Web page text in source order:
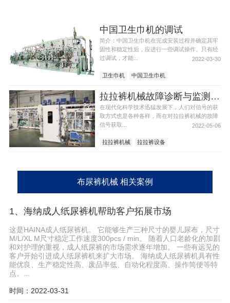
中国卫生巾机的调试
简介：中国卫生巾机在完成安装过程并确定其牢
固性和稳定性后，应进行一些调试操作。只有经
过调试，才能...
2022-03-30
卫生巾机 中国卫生巾机
拉拉裤机械故障诊断与监测发展趋势
在现代化科学技术迅猛发展下，人们对信号的获
取方式也是各种各样，而在对拉拉裤机械的故障
信号获取...
2022-05-06
拉拉裤机械 拉拉裤设备
布尿裤机械 相关案例
1、海纳成人纸尿裤机帮助客户拓展市场
这是HAINA成人纸尿裤机。 它能够生产三种尺寸的婴儿尿布，尺寸
M/L/XL M尺寸稳定工作速度300pcs / min。 随着人口老龄化的加剧
和对护理的重视，成人纸尿裤的市场需求逐年增加。 一些有远见的
客户开始引进成人纸尿裤机来扩大市场。 海纳成人纸尿裤机具有性
能优良、生产稳定性高、废品率低、自动化程度高、操作简便等特
点。...
时间：2022-03-31